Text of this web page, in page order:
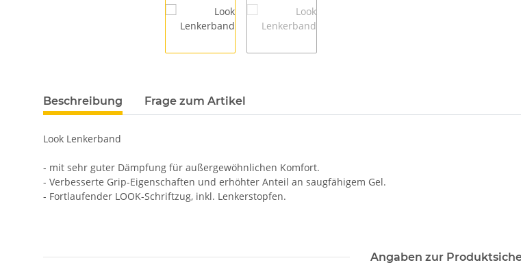
Beschreibung Frage zum Artikel
Look Lenkerband
- mit sehr guter Dämpfung für außergewöhnlichen Komfort.
- Verbesserte Grip-Eigenschaften und erhöhter Anteil an saugfähigem Gel.
- Fortlaufender LOOK-Schriftzug, inkl. Lenkerstopfen.
Angaben zur